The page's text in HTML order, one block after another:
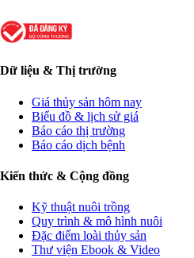
Dữ liệu & Thị trường
Giá thủy sản hôm nay
Biểu đồ & lịch sử giá
Báo cáo thị trường
Báo cáo dịch bệnh
Kiến thức & Cộng đồng
Kỹ thuật nuôi trồng
Quy trình & mô hình nuôi
Đặc điểm loài thủy sản
Thư viện Ebook & Video